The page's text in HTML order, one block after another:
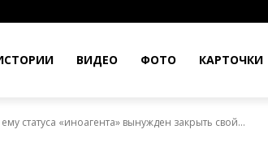
ВИДЕО ФОТО КАРТОЧКИ
статуса «иноагента» вынужден закрыть свой...